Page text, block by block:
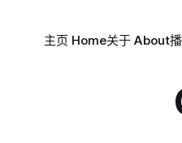
主页 Home关于 About